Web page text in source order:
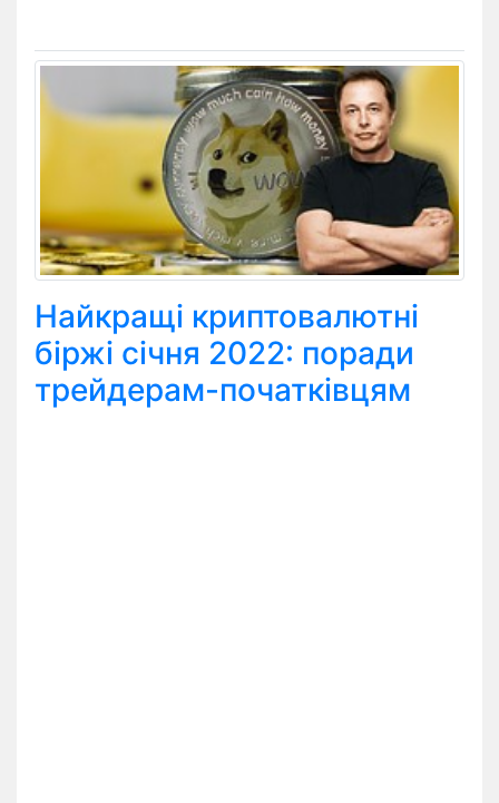
Найкращі криптовалютні
біржі січня 2022: поради
трейдерам-початківцям